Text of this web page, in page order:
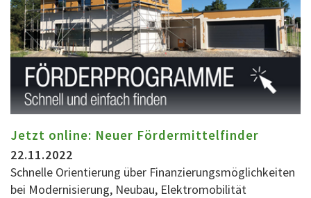
Jetzt online: Neuer Fördermittelfinder
22.11.2022
Schnelle Orientierung über Finanzierungsmöglichkeiten
bei Modernisierung, Neubau, Elektromobilität